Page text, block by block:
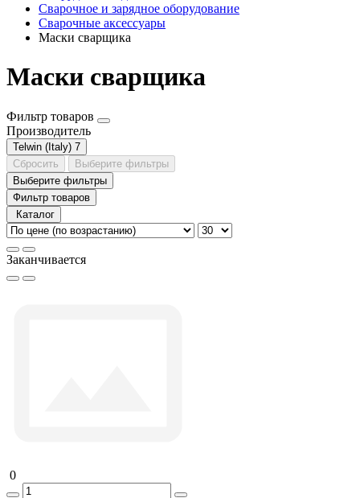
Сварочное и зарядное оборудование
Сварочные аксессуары
Маски сварщика
Маски сварщика
Фильтр товаров
Производитель
Telwin (Italy) 7
Сбросить
Выберите фильтры
Выберите фильтры
Фильтр товаров
Каталог
Заканчивается
0